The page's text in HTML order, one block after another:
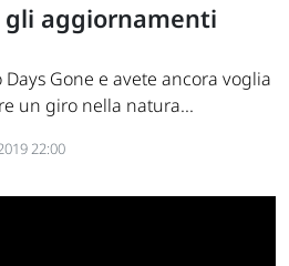
gli aggiornamenti
Gone e avete ancora voglia
un giro nella natura...
22:00